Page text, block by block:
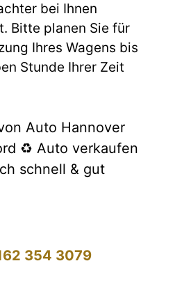
bei Ihnen
Bitte planen Sie für
Ihres Wagens bis
Stunde Ihrer Zeit
Auto Hannover
♻️ Auto verkaufen
schnell & gut
354 3079